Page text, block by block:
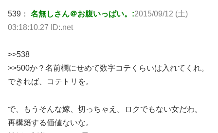
539： 名無しさん＠お腹いっぱい。:2015/09/12 (土)
03:18:10.27 ID:.net
>>538
>>500か？名前欄にせめて数字コテくらいは入れてくれ。
できれば、コテトリを。
で、もうそんな嫁、切っちゃえ。ロクでもない女だわ。
再構築する価値ないな。